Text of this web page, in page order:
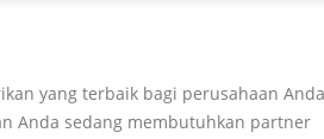
yang terbaik bagi perusahaan
Anda sedang membutuhkan partner